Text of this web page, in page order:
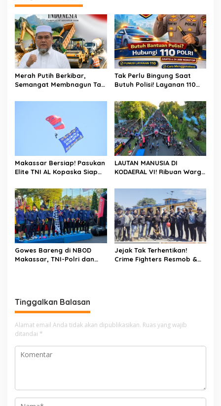
i
p
o
s
Merah Putih Berkibar,
Semangat Membnagun Tak
Muthalib: 81 Tahun
Saatnya Terus Berkarya
Untuk Negeri
Tak Perlu Bingung Saat
Butuh Polisi! Layanan 110
Gratis Untuk Masyarakat
Makassar Bersiap! Pasukan
Elite TNI AL Kopaska Siap
Langit Kota
LAUTAN MANUSIA DI
KODAERAL VI! Ribuan Warga
2026, KRI Golok hingga
Atraksi Kopaska Jadi
Magnet
Gowes Bareng di NBOD
Makassar, TNI-Polri dan
Jejak Tak Terhentikan!
Crime Fighters Resmob &
Kerja Senyap Polisi
Berbuah Pengungkapan
Tinggalkan Balasan
Alamat email Anda tidak akan dipublikasikan. Ruas yang wajib
ditandai *